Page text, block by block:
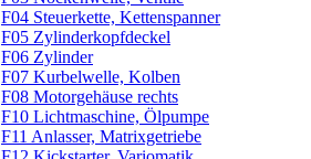
F04 Steuerkette, Kettenspanner
F05 Zylinderkopfdeckel
F06 Zylinder
F07 Kurbelwelle, Kolben
F08 Motorgehäuse rechts
F10 Lichtmaschine, Ölpumpe
F11 Anlasser, Matrixgetriebe